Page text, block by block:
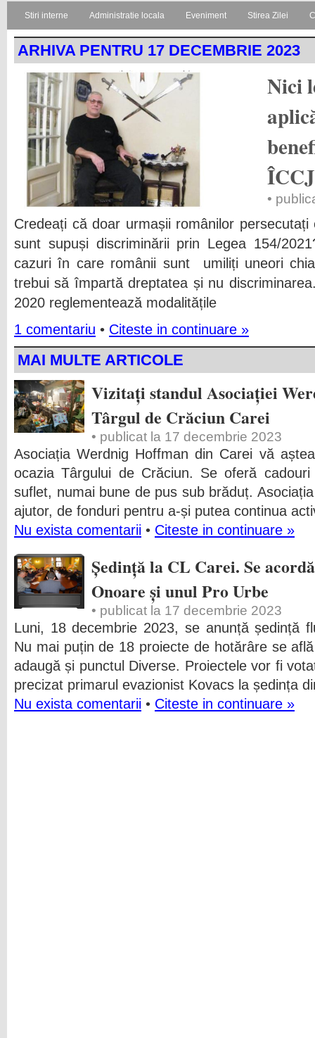
Stiri interne Administratie locala Eveniment Stirea Zilei
ARHIVA PENTRU 17 DECEMBRIE 2023
Nici
ÎCCJ
•
Credeați că doar urmașii românilor
sunt supuși discriminării prin Legea 154/
cazuri în care românii sunt umiliți uneori
trebui să împartă dreptatea și nu
2020 reglementează modalitățile
1 comentariu • Citeste in continuare »
MAI MULTE ARTICOLE
Vizitați standul Asociației
Târgul de Crăciun Carei
• publicat la 17 decembrie 2023
Asociația Werdnig Hoffman din Carei vă
ocazia Târgului de Crăciun. Se oferă
suflet, numai bune de pus sub brăduț.
ajutor, de fonduri pentru a-și putea continua
Nu exista comentarii • Citeste in continuare »
Ședință la CL Carei. Se
Onoare și unul Pro Urbe
• publicat la 17 decembrie 2023
Luni, 18 decembrie 2023, se anunță ședință
Nu mai puțin de 18 proiecte de hotărâre se
adaugă și punctul Diverse. Proiectele vor fi
precizat primarul evazionist Kovacs la ședința
Nu exista comentarii • Citeste in continuare »